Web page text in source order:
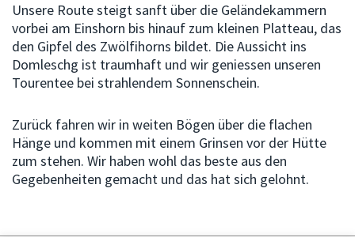
Unsere Route steigt sanft über die Geländekammern
vorbei am Einshorn bis hinauf zum kleinen Platteau, das
den Gipfel des Zwölfihorns bildet. Die Aussicht ins
Domleschg ist traumhaft und wir geniessen unseren
Tourentee bei strahlendem Sonnenschein.
Zurück fahren wir in weiten Bögen über die flachen
Hänge und kommen mit einem Grinsen vor der Hütte
zum stehen. Wir haben wohl das beste aus den
Gegebenheiten gemacht und das hat sich gelohnt.